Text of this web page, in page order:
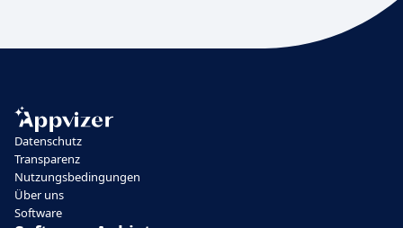
Datenschutz
Transparenz
Nutzungsbedingungen
Über uns
Software